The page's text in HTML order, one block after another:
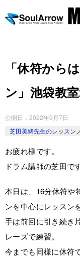
「休符から
ン」池袋教
公開日： 2022年9月7日
芝田美緒先生のレッスン
お疲れ様です。
ドラム講師の芝田です
本日は、16分休符や
ンを中心にレッスン
手は前回に引き続き
レーズで練習。
今までも同様に休符